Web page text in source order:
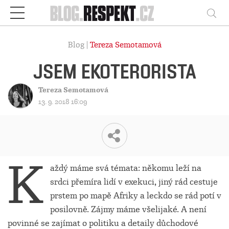
Respekt
Blog | Tereza Semotamová
JSEM EKOTERORISTA
Tereza Semotamová
13. 9. 2018 16:09
K
aždý máme svá témata: někomu leží na
srdci přemíra lidí v exekuci, jiný rád cestuje
prstem po mapě Afriky a leckdo se rád potí v
posilovně. Zájmy máme všelijaké. A není
povinné se zajímat o politiku a detaily důchodové